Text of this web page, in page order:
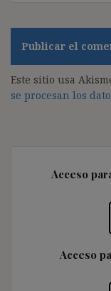
Este sitio usa
se procesan los
Acceso
Acceso